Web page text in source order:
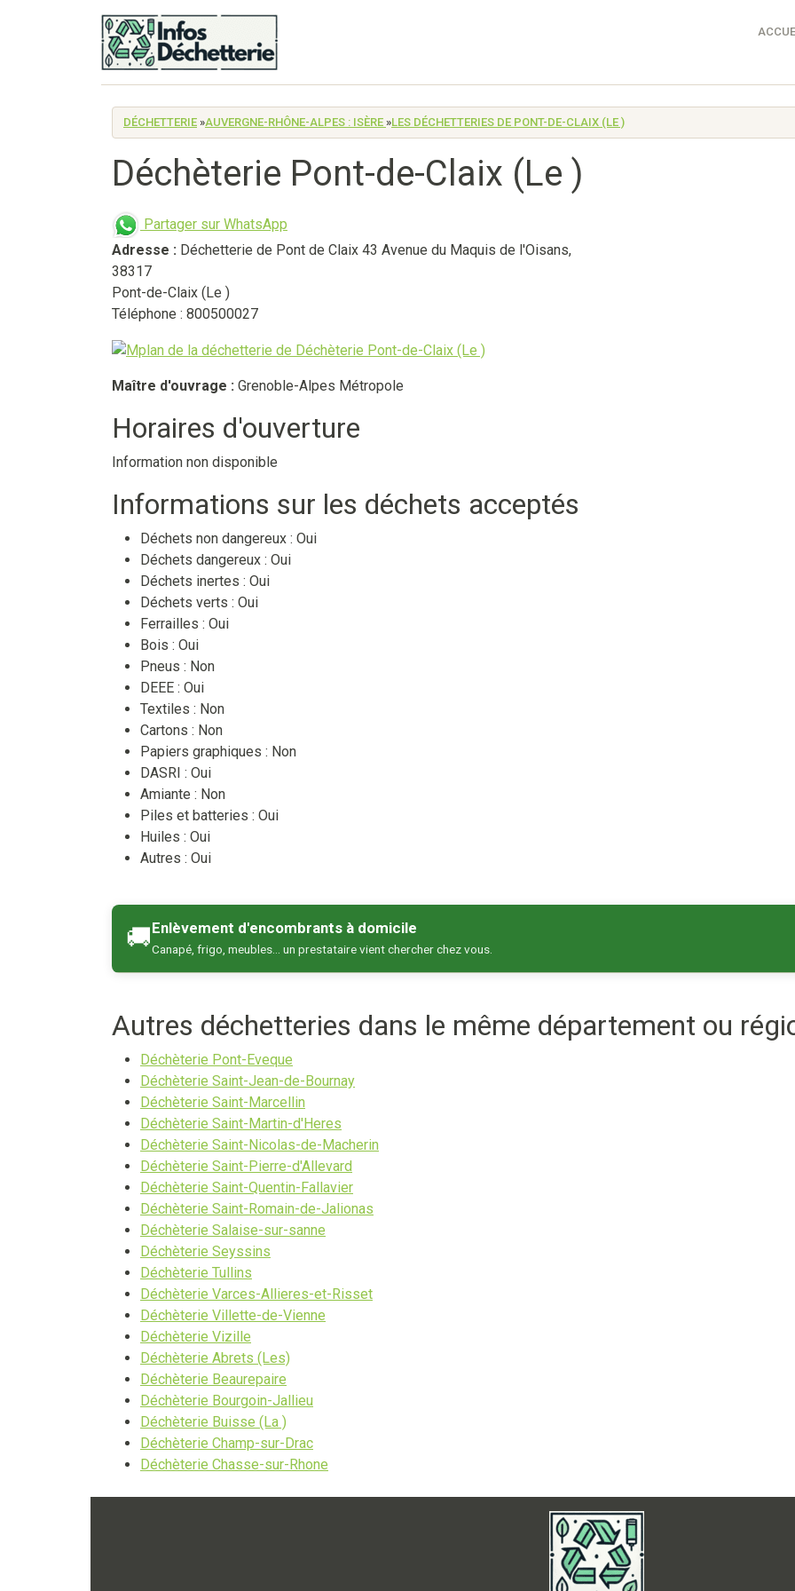
DÉCHETTERIE »AUVERGNE-RHÔNE-ALPES : ISÈRE »LES DÉCHETTERIES DE PONT-DE-CLAIX (LE )
Déchèterie Pont-de-Claix (Le )
Partager sur WhatsApp
Adresse : Déchetterie de Pont de Claix 43 Avenue du Maquis de l'Oisans,
38317
Pont-de-Claix (Le )
Téléphone : 800500027
Maître d'ouvrage : Grenoble-Alpes Métropole
Horaires d'ouverture
Information non disponible
Informations sur les déchets acceptés
Déchets non dangereux : Oui
Déchets dangereux : Oui
Déchets inertes : Oui
Déchets verts : Oui
Ferrailles : Oui
Bois : Oui
Pneus : Non
DEEE : Oui
Textiles : Non
Cartons : Non
Papiers graphiques : Non
DASRI : Oui
Amiante : Non
Piles et batteries : Oui
Huiles : Oui
Autres : Oui
🚚Enlèvement d'encombrants à domicile
Canapé, frigo, meubles… un prestataire vient chercher chez vous.
Autres déchetteries dans le même département ou
Déchèterie Pont-Eveque
Déchèterie Saint-Jean-de-Bournay
Déchèterie Saint-Marcellin
Déchèterie Saint-Martin-d'Heres
Déchèterie Saint-Nicolas-de-Macherin
Déchèterie Saint-Pierre-d'Allevard
Déchèterie Saint-Quentin-Fallavier
Déchèterie Saint-Romain-de-Jalionas
Déchèterie Salaise-sur-sanne
Déchèterie Seyssins
Déchèterie Tullins
Déchèterie Varces-Allieres-et-Risset
Déchèterie Villette-de-Vienne
Déchèterie Vizille
Déchèterie Abrets (Les)
Déchèterie Beaurepaire
Déchèterie Bourgoin-Jallieu
Déchèterie Buisse (La )
Déchèterie Champ-sur-Drac
Déchèterie Chasse-sur-Rhone